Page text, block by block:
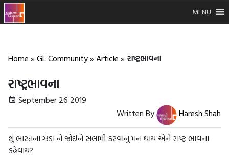
MENU
Home » GL Community» Article » રાષ્ટ્રભાવના
રાષ્ટ્રભાવના
September 26 2019
Written By
Haresh Shah
શું ભારતના ઝંડા ને જોઈને સલામી કરવાનું મન થાય એને રાષ્ટ્ર ભાવના
કહેવાય?